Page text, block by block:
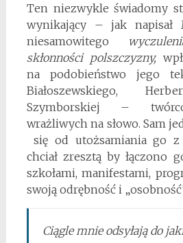
Ten niezwykle świadomy
wynikający – jak
niesamowitego
skłonności polszczyzny,
na podobieństwo jego
Białoszewskiego,
Szymborskiej –
wrażliwych na słowo. Sam
się od utożsamiania go
chciał zresztą by łączono
szkołami, manifestami,
swoją odrębność i
Ciągle mnie odsyłają do